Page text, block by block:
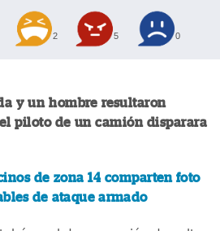
2 5 0
y un hombre resultaron
piloto de un camión disparara
de zona 14 comparten foto
de ataque armado